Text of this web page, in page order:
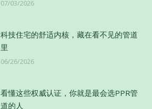
07/03/2026
科技住宅的舒适内核，藏在看不见的管道
里
06/26/2026
看懂这些权威认证，你就是最会选PPR管
道的人